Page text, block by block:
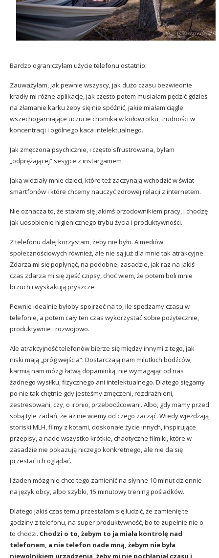
Bardzo ograniczyłam użycie telefonu ostatnio.
Zauważyłam, jak pewnie wszyscy, jak dużo czasu bezwiednie
kradły mi różne aplikacje, jak często potem musiałam pędzić gdzieś
na złamanie karku żeby się nie spóźnić, jakie miałam ciągle
wszechogarniające uczucie chomika w kołowrotku, trudności w
koncentracji i ogólnego kaca intelektualnego.
Jak zmęczona psychicznie, i często sfrustrowana, byłam
„odprężającej” sesyjce z instargamem
Jaką widziały mnie dzieci, które też zaczynają wchodzić w świat
smartfonów i które chcemy nauczyć zdrowej relacji z internetem.
Nie oznacza to, że stałam się jakimś przodownikiem pracy, i chodzę
jak uosobienie higienicznego trybu życia i produktywności.
Z telefonu dalej korzystam, żeby nie było. A mediów
społecznościowych również, ale nie są już dla mnie tak atrakcyjne.
Zdarza mi się popłynąć, na podobnej zasadzie, jak raz na jakiś
czas zdarza mi się zjeść czipsy, choć wiem, że potem boli mnie
brzuch i wyskakują pryszcze.
Pewnie idealnie byłoby spojrzeć na to, ile spędzamy czasu w
telefonie, a potem cały ten czas wykorzystać sobie pożytecznie,
produktywnie i rozwojowo.
Ale atrakcyjność telefonów bierze się między innymi z tego, jak
niski mają „próg wejścia”. Dostarczają nam milutkich bodźców,
karmią nam mózgi łatwą dopaminką, nie wymagając od nas
żadnego wysiłku, fizycznego ani intelektualnego. Dlatego sięgamy
po nie tak chętnie gdy jesteśmy zmęczeni, rozdrażnieni,
zestresowani, czy, o ironio, przebodźcowani. Albo, gdy mamy przed
sobą tyle zadań, że aż nie wiemy od czego zacząć. Wtedy wjeżdżają
storiski MLH, filmy z kotami, doskonałe życie innych, inspirujące
przepisy, a nade wszystko krótkie, chaotyczne filmiki, które w
zasadzie nie pokazują niczego konkretnego, ale nie da się
przestać ich oglądać.
I żaden mózg nie chce tego zamienić na słynne 10 minut dziennie
na język obcy, albo szybki, 15 minutowy trening pośladków.
Dlatego jakiś czas temu przestałam się łudzić, że zamienię te
godziny z telefonu, na super produktywność, bo to zupełnie nie o
to chodzi. Chodzi o to, żebym to ja miała kontrolę nad
telefonem, a nie telefon nade mną, żebym nie była
niewolnikiem urządzenia, żeby mi nie pochłaniał czasu i